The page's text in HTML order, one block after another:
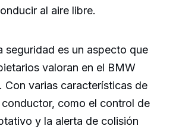
al aire libre.
seguridad es un aspecto que
valoran en el BMW
Con varias características de
conductor, como el control de
y la alerta de colisión